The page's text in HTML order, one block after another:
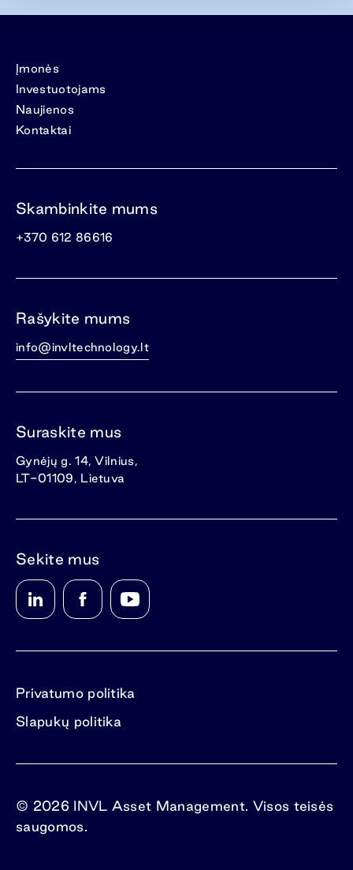
Įmonės
Investuotojams
Naujienos
Kontaktai
Skambinkite mums
+370 612 86616
Rašykite mums
info@invltechnology.lt
Suraskite mus
Gynėjų g. 14, Vilnius,
LT-01109, Lietuva
Sekite mus
© 2026 INVL Asset Management. Visos teisės
saugomos.
Privatumo politika
Slapukų politika